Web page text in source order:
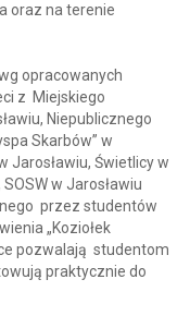
oraz na terenie
opracowanych
z Miejskiego
Niepublicznego
Skarbów” w
Jarosławiu, Świetlicy w
w Jarosławiu
przez studentów
„Koziołek
pozwalają studentom
praktycznie do